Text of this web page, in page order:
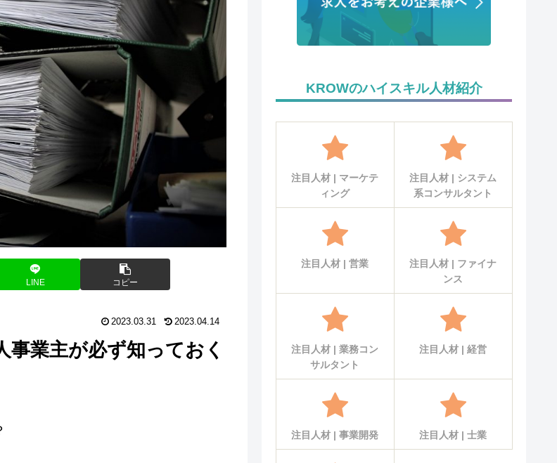
LINE コピー
2023.03.31 2023.04.14
業主が必ず知っておく
KROWのハイスキル人材紹介
注目人材 | マーケテ
ィング
注目人材 | システム
系コンサルタント
注目人材 | 営業
注目人材 | ファイナ
ンス
注目人材 | 業務コン
サルタント
注目人材 | 経営
注目人材 | 事業開発 注目人材 | 士業